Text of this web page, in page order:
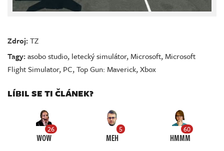
Zdroj:TZ
Tagy:asobo studio, letecký simulátor, Microsoft, Microsoft
Flight Simulator, PC,Top Gun: Maverick,Xbox
LÍBIL SE TI ČLÁNEK?
26
WOW
5
MEH
60
HMMM